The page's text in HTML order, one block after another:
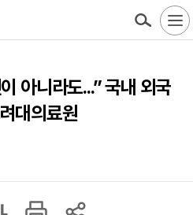
아니라도...” 국내 외국
대의료원